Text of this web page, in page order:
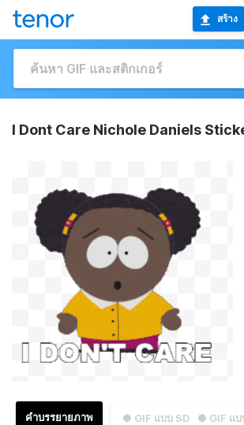
สร้าง
I Dont Care Nichole Daniels
● GIF แบบ SD ● GIF แบ
คำบรรยายภาพ